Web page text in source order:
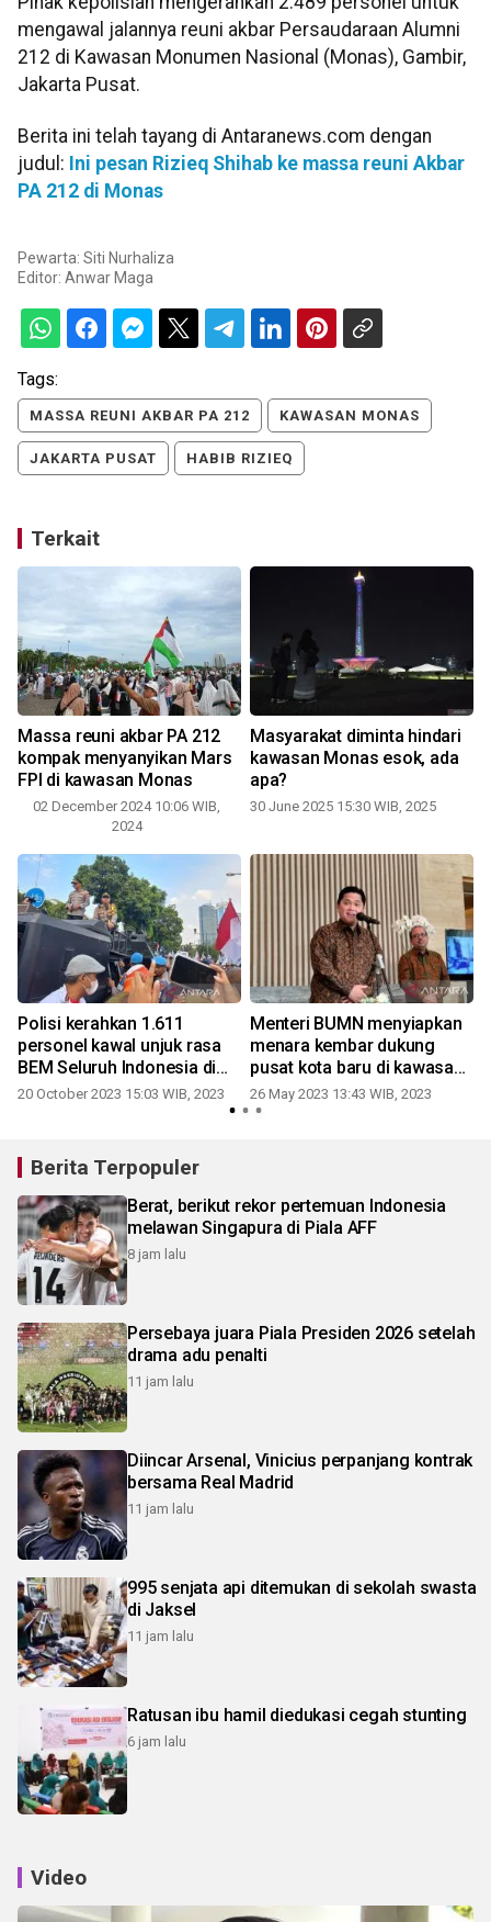
mengawal jalannya reuni akbar Persaudaraan Alumni
212 di Kawasan Monumen Nasional (Monas), Gambir,
Jakarta Pusat.
Berita ini telah tayang di Antaranews.com dengan
judul: Ini pesan Rizieq Shihab ke massa reuni Akbar
PA 212 di Monas
Pewarta: Siti Nurhaliza
Editor: Anwar Maga
Tags:
MASSA REUNI AKBAR PA 212 KAWASAN MONAS
JAKARTA PUSAT HABIB RIZIEQ
Terkait
Massa reuni akbar PA 212
kompak menyanyikan Mars
FPI di kawasan Monas
02 December 2024 10:06 WIB,
2024
Masyarakat diminta hindari
kawasan Monas esok, ada
apa?
30 June 2025 15:30 WIB, 2025
Polisi kerahkan 1.611
personel kawal unjuk rasa
BEM Seluruh Indonesia di
Kawasan Patung Kuda
20 October 2023 15:03 WIB, 2023
Menteri BUMN menyiapkan
menara kembar dukung
pusat kota baru di kawasan
Monas J
26 May 2023 13:43 WIB, 2023
Berita Terpopuler
Berat, berikut rekor pertemuan Indonesia
melawan Singapura di Piala AFF
8 jam lalu
Persebaya juara Piala Presiden 2026 setelah
drama adu penalti
11 jam lalu
Diincar Arsenal, Vinicius perpanjang kontrak
bersama Real Madrid
11 jam lalu
995 senjata api ditemukan di sekolah swasta
di Jaksel
11 jam lalu
Ratusan ibu hamil diedukasi cegah stunting
6 jam lalu
Video